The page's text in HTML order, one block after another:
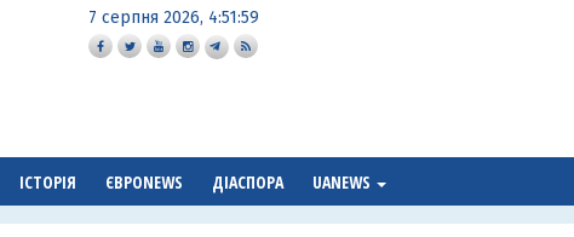
7 серпня 2026, 4:52:00
ІСТОРІЯ ЄВРОNEWS ДІАСПОРА UANEWS